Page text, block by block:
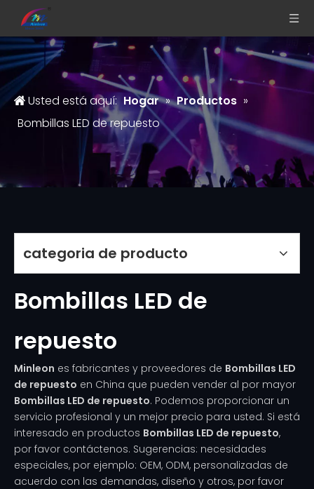
Usted está aquí: Hogar » Productos »
Bombillas LED de repuesto
categoria de producto
Bombillas LED de
repuesto
Minleon es fabricantes y proveedores de Bombillas LED
de repuesto en China que pueden vender al por mayor
Bombillas LED de repuesto. Podemos proporcionar un
servicio profesional y un mejor precio para usted. Si está
interesado en productos Bombillas LED de repuesto,
por favor contáctenos. Sugerencias: necesidades
especiales, por ejemplo: OEM, ODM, personalizadas de
acuerdo con las demandas, diseño y otros, por favor